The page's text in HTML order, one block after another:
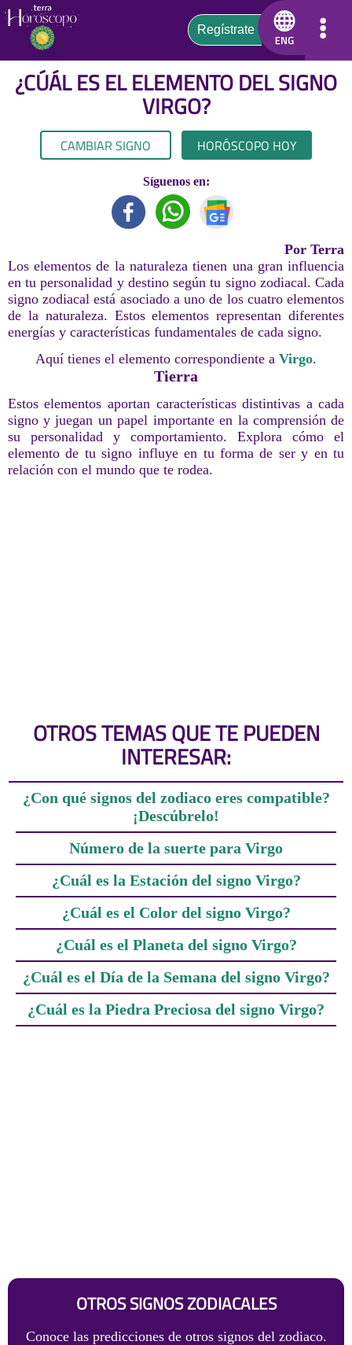
¿CÚÁL ES EL ELEMENTO DEL SIGNO
VIRGO?
CAMBIAR SIGNO HORÓSCOPO HOY
Síguenos en:
Por Terra
Los elementos de la naturaleza tienen una gran influencia
en tu personalidad y destino según tu signo zodiacal. Cada
signo zodiacal está asociado a uno de los cuatro elementos
de la naturaleza. Estos elementos representan diferentes
energías y características fundamentales de cada signo.
Aquí tienes el elemento correspondiente a Virgo.
Tierra
Estos elementos aportan características distintivas a cada
signo y juegan un papel importante en la comprensión de
su personalidad y comportamiento. Explora cómo el
elemento de tu signo influye en tu forma de ser y en tu
relación con el mundo que te rodea.
OTROS TEMAS QUE TE PUEDEN
INTERESAR:
¿Con qué signos del zodiaco eres compatible?
¡Descúbrelo!
Número de la suerte para Virgo
¿Cuál es la Estación del signo Virgo?
¿Cuál es el Color del signo Virgo?
¿Cuál es el Planeta del signo Virgo?
¿Cuál es el Día de la Semana del signo Virgo?
¿Cuál es la Piedra Preciosa del signo Virgo?
OTROS SIGNOS ZODIACALES
Conoce las predicciones de otros signos del zodiaco.